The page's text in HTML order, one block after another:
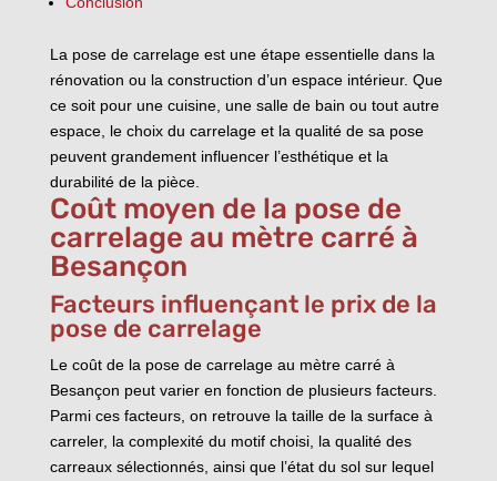
La pose de carrelage est une étape essentielle dans la
rénovation ou la construction d’un espace intérieur. Que
ce soit pour une cuisine, une salle de bain ou tout autre
espace, le choix du carrelage et la qualité de sa pose
peuvent grandement influencer l’esthétique et la
durabilité de la pièce.
Coût moyen de la pose de
carrelage au mètre carré à
Besançon
Facteurs influençant le prix de la
pose de carrelage
Le coût de la pose de carrelage au mètre carré à
Besançon peut varier en fonction de plusieurs facteurs.
Parmi ces facteurs, on retrouve la taille de la surface à
carreler, la complexité du motif choisi, la qualité des
carreaux sélectionnés, ainsi que l’état du sol sur lequel